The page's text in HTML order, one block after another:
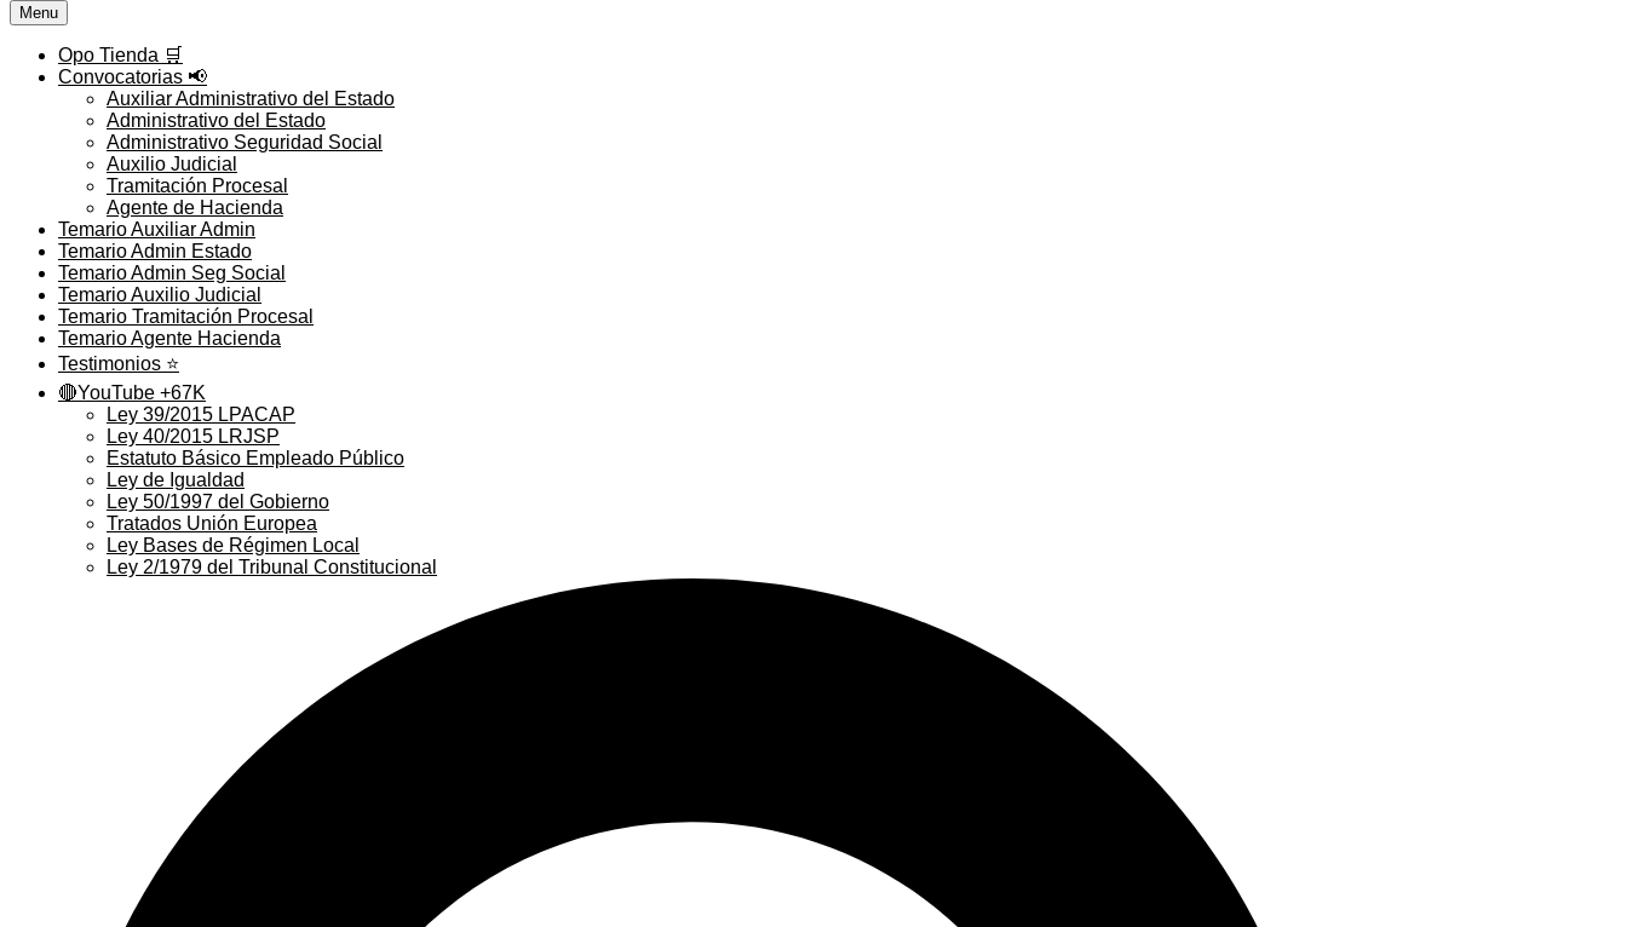
Menu
Opo Tienda 🛒
Convocatorias 📢
Auxiliar Administrativo del Estado
Administrativo del Estado
Administrativo Seguridad Social
Auxilio Judicial
Tramitación Procesal
Agente de Hacienda
Temario Auxiliar Admin
Temario Admin Estado
Temario Admin Seg Social
Temario Auxilio Judicial
Temario Tramitación Procesal
Temario Agente Hacienda
Testimonios ⭐️
🔴YouTube +67K
Ley 39/2015 LPACAP
Ley 40/2015 LRJSP
Estatuto Básico Empleado Público
Ley de Igualdad
Ley 50/1997 del Gobierno
Tratados Unión Europea
Ley Bases de Régimen Local
Ley 2/1979 del Tribunal Constitucional